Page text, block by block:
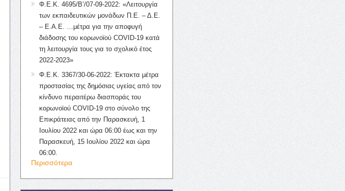
Φ.Ε.Κ. 4695/Β’/07-09-2022: «Λειτουργία
των εκπαιδευτικών μονάδων Π.Ε. – Δ.Ε.
– Ε.Α.Ε. …μέτρα για την αποφυγή
διάδοσης του κορωνοϊού COVID-19 κατά
τη λειτουργία τους για το σχολικό έτος
2022-2023»
Φ.Ε.Κ. 3367/30-06-2022: Έκτακτα μέτρα
προστασίας της δημόσιας υγείας από τον
κίνδυνο περαιτέρω διασποράς του
κορωνοϊού COVID-19 στο σύνολο της
Επικράτειας από την Παρασκευή, 1
Ιουλίου 2022 και ώρα 06:00 έως και την
Παρασκευή, 15 Ιουλίου 2022 και ώρα
06:00.
Περισσότερα